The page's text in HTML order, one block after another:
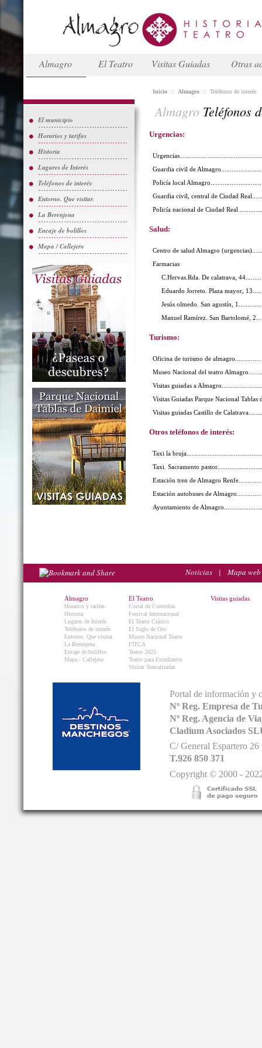
Almagro El Teatro Visitas Guiadas Otras
El municipio
Horarios y tarifas
Historia
Lugares de Interés
Teléfonos de interés
Entorno. Que visitar.
La Berenjena
Encaje de bolillos
Mapa / Callejero
Inicio :: Almagro :: Teléfonos de interés
Almagro Teléfonos
Urgencias:
Guardia civil de
Policía local
Guardia civil, central de Ciudad
Policía nacional de Ciudad Real
Salud:
Centro de salud Almagro
Farmacias
C.Hervas.Rda. De calatrava,
Eduardo Jorreto. Plaza mayor,
Jesús olmedo. San agustín,
Manuel Ramírez. San Bartolomé,
Turismo:
Oficina de turismo de
Museo Nacional del teatro
Visitas guiadas a
Visitas Guiadas Parque Nacional Tablas
Visitas guiadas Castillo de
Otros teléfonos de interés:
Taxi la
Taxi. Sacramento
Estación tren de Almagro
Estación autobuses de
Ayuntamiento de
Noticias | Mapa web
Almagro
Horarios y tarifas
Historia
Lugares de Interés
Teléfonos de interés
Entorno. Que visitar.
La Berenjena
Encaje de bolillos
Mapa / Callejero
El Teatro
Corral de Comedias
Festival Internacional
El Teatro Clásico
El Siglo de Oro
Museo Nacional Teatro
FITCA
Teatro 2025
Teatro para Estudiantes
Visitas Teatralizadas
Visitas guiadas
Portal de información y
Nº Reg. Empresa de
Nº Reg. Agencia de
Cladium Asociados
C/ General Espartero
T.926 850 371
Copyright © 2000 -